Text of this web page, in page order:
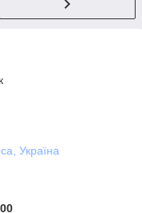
Україна